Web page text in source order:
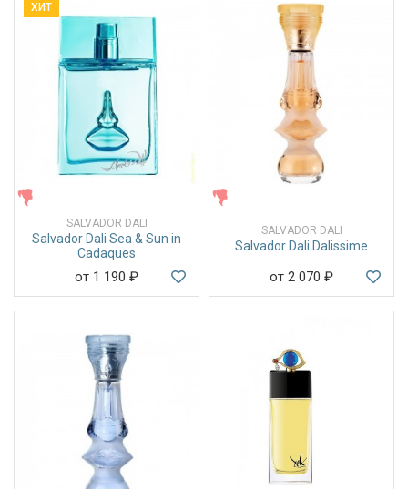
ХИТ
SALVADOR DALI
Salvador Dali Sea & Sun in
Cadaques
от 1 190 ₽
SALVADOR DALI
Salvador Dali Dalissime
от 2 070 ₽